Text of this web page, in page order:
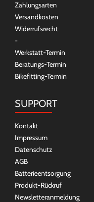
Zahlungsarten
Versandkosten
Widerrufsrecht
-
Werkstatt-Termin
Beratungs-Termin
Bikefitting-Termin
SUPPORT
Kontakt
Impressum
Datenschutz
AGB
Batterieentsorgung
Produkt-Rückruf
Newsletteranmeldung